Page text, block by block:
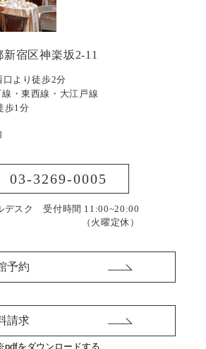
宿区神楽坂2-11
より徒歩2分
・東西線・大江戸線
歩1分
03-3269-0005
デスク 受付時間 11:00~20:00
（火曜定休）
予約
請求
をダウンロードする